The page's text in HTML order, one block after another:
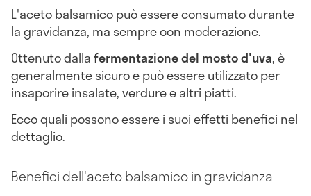
L'aceto balsamico può essere consumato durante
la gravidanza, ma sempre con moderazione.
Ottenuto dallafermentazione del mosto d'uva, è
generalmente sicuro e può essere utilizzato per
insaporire insalate, verdure e altri piatti.
Ecco quali possono essere i suoi effetti benefici nel
dettaglio.
Benefici dell'aceto balsamico in gravidanza